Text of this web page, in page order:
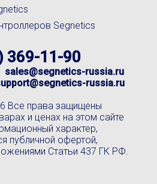
Segnetics
369-11-90
sales@segnetics-russia.ru
russia.ru
Все права защищены
и ценах на этом сайте
характер,
публичной офертой,
Статьи 437 ГК РФ.